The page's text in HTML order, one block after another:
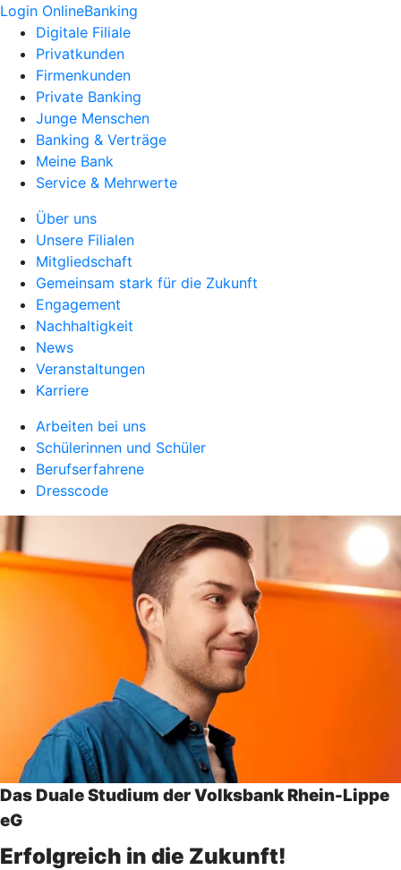
Login OnlineBanking
Digitale Filiale
Privatkunden
Firmenkunden
Private Banking
Junge Menschen
Banking & Verträge
Meine Bank
Service & Mehrwerte
Über uns
Unsere Filialen
Mitgliedschaft
Gemeinsam stark für die Zukunft
Engagement
Nachhaltigkeit
News
Veranstaltungen
Karriere
Arbeiten bei uns
Schülerinnen und Schüler
Berufserfahrene
Dresscode
Das Duale Studium der Volksbank Rhein-Lippe
eG
Erfolgreich in die Zukunft!